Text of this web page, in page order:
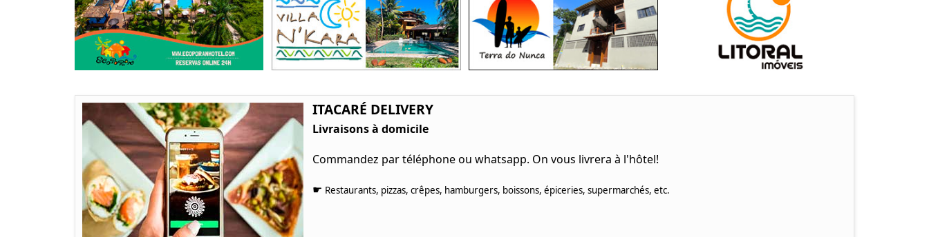
ITACARÉ DELIVERY
Livraisons à domicile
Commandez par téléphone ou whatsapp. On vous livrera à l'hôtel!
☛ Restaurants, pizzas, crêpes, hamburgers, boissons, épiceries, supermarchés, etc.